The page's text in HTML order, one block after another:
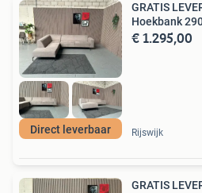
Direct leverbaar
GRATIS
Hoekbank
€ 1.295,00
Rijswijk
GRATIS